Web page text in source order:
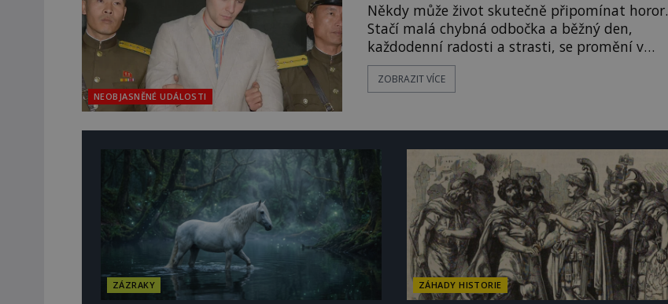
NEOBJASNĚNÉ UDÁLOSTI
Někdy může život skutečně připomínat horor.
Stačí malá chybná odbočka a běžný den,
každodenní radosti a strasti, se promění v
maraton nevýslovného utrpení. Své by o tom
mohl vyprávět jeden americký student. Jak ho
nezjistíme, jak to celé bylo doopravdy… &n
ZOBRAZIT VÍCE
ZÁZRAKY ZÁHADY HISTORIE